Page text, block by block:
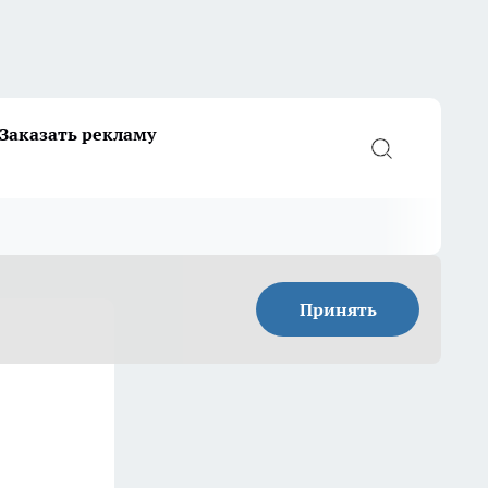
Заказать рекламу
Принять